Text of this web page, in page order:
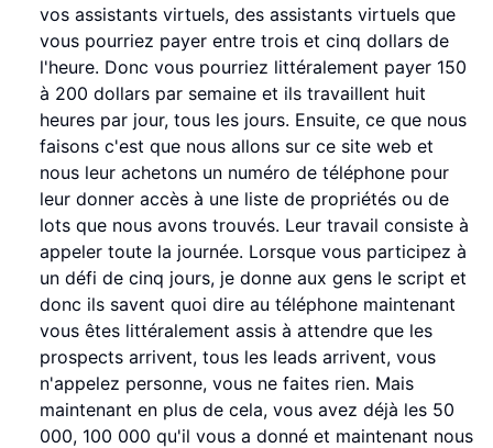
vos assistants virtuels, des assistants virtuels que
vous pourriez payer entre trois et cinq dollars de
l'heure. Donc vous pourriez littéralement payer 150
à 200 dollars par semaine et ils travaillent huit
heures par jour, tous les jours. Ensuite, ce que nous
faisons c'est que nous allons sur ce site web et
nous leur achetons un numéro de téléphone pour
leur donner accès à une liste de propriétés ou de
lots que nous avons trouvés. Leur travail consiste à
appeler toute la journée. Lorsque vous participez à
un défi de cinq jours, je donne aux gens le script et
donc ils savent quoi dire au téléphone maintenant
vous êtes littéralement assis à attendre que les
prospects arrivent, tous les leads arrivent, vous
n'appelez personne, vous ne faites rien. Mais
maintenant en plus de cela, vous avez déjà les 50
000, 100 000 qu'il vous a donné et maintenant nous